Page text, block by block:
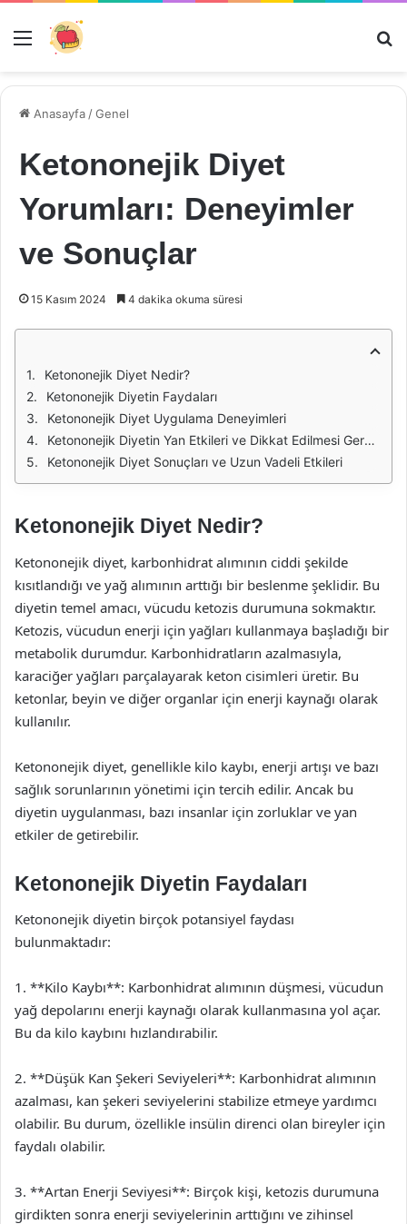
Menü
Anasayfa /Genel
Ketononejik Diyet
Yorumları: Deneyimler
ve Sonuçlar
15 Kasım 2024 4 dakika okuma süresi
Ketononejik Diyet Nedir?
Ketononejik Diyetin Faydaları
Ketononejik Diyet Uygulama Deneyimleri
Ketononejik Diyetin Yan Etkileri ve Dikkat Edilmesi Gerekenler
Ketononejik Diyet Sonuçları ve Uzun Vadeli Etkileri
Ketononejik Diyet Nedir?
Ketononejik diyet, karbonhidrat alımının ciddi şekilde
kısıtlandığı ve yağ alımının arttığı bir beslenme şeklidir. Bu
diyetin temel amacı, vücudu ketozis durumuna sokmaktır.
Ketozis, vücudun enerji için yağları kullanmaya başladığı bir
metabolik durumdur. Karbonhidratların azalmasıyla,
karaciğer yağları parçalayarak keton cisimleri üretir. Bu
ketonlar, beyin ve diğer organlar için enerji kaynağı olarak
kullanılır.
Ketononejik diyet, genellikle kilo kaybı, enerji artışı ve bazı
sağlık sorunlarının yönetimi için tercih edilir. Ancak bu
diyetin uygulanması, bazı insanlar için zorluklar ve yan
etkiler de getirebilir.
Ketononejik Diyetin Faydaları
Ketononejik diyetin birçok potansiyel faydası
bulunmaktadır:
1. **Kilo Kaybı**: Karbonhidrat alımının düşmesi, vücudun
yağ depolarını enerji kaynağı olarak kullanmasına yol açar.
Bu da kilo kaybını hızlandırabilir.
2. **Düşük Kan Şekeri Seviyeleri**: Karbonhidrat alımının
azalması, kan şekeri seviyelerini stabilize etmeye yardımcı
olabilir. Bu durum, özellikle insülin direnci olan bireyler için
faydalı olabilir.
3. **Artan Enerji Seviyesi**: Birçok kişi, ketozis durumuna
girdikten sonra enerji seviyelerinin arttığını ve zihinsel